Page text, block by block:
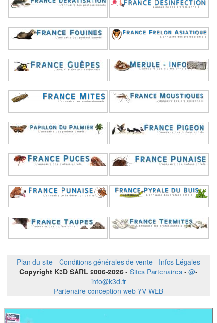
Plan du site - Conditions générales de vente - Infos Légales
Copyright K3D SARL 2006-2026 - Sites Partenaires - @-
info@k3d.fr
Partenaire conception web YV WEB